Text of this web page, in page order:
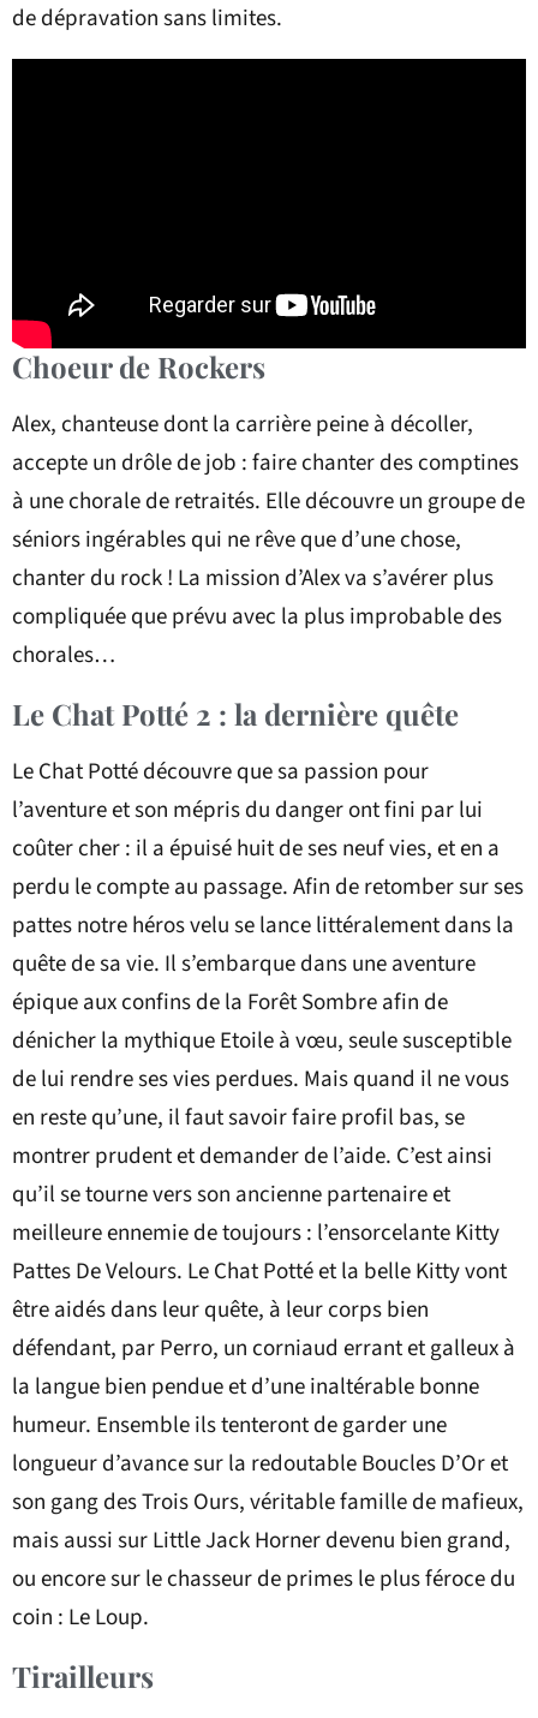
de dépravation sans limites.
Choeur de Rockers
Alex, chanteuse dont la carrière peine à décoller,
accepte un drôle de job : faire chanter des comptines
à une chorale de retraités. Elle découvre un groupe de
séniors ingérables qui ne rêve que d’une chose,
chanter du rock ! La mission d’Alex va s’avérer plus
compliquée que prévu avec la plus improbable des
chorales…
Le Chat Potté 2 : la dernière quête
Le Chat Potté découvre que sa passion pour
l’aventure et son mépris du danger ont fini par lui
coûter cher : il a épuisé huit de ses neuf vies, et en a
perdu le compte au passage. Afin de retomber sur ses
pattes notre héros velu se lance littéralement dans la
quête de sa vie. Il s’embarque dans une aventure
épique aux confins de la Forêt Sombre afin de
dénicher la mythique Etoile à vœu, seule susceptible
de lui rendre ses vies perdues. Mais quand il ne vous
en reste qu’une, il faut savoir faire profil bas, se
montrer prudent et demander de l’aide. C’est ainsi
qu’il se tourne vers son ancienne partenaire et
meilleure ennemie de toujours : l’ensorcelante Kitty
Pattes De Velours. Le Chat Potté et la belle Kitty vont
être aidés dans leur quête, à leur corps bien
défendant, par Perro, un corniaud errant et galleux à
la langue bien pendue et d’une inaltérable bonne
humeur. Ensemble ils tenteront de garder une
longueur d’avance sur la redoutable Boucles D’Or et
son gang des Trois Ours, véritable famille de mafieux,
mais aussi sur Little Jack Horner devenu bien grand,
ou encore sur le chasseur de primes le plus féroce du
coin : Le Loup.
Tirailleurs